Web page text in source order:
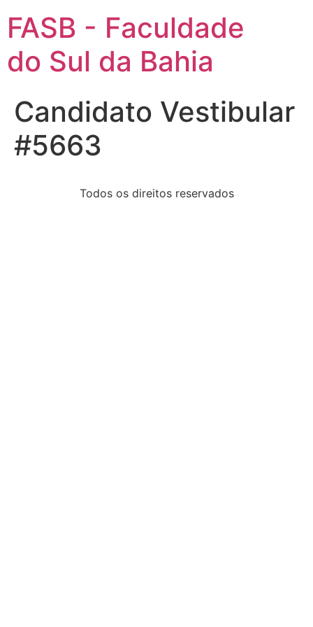
FASB - Faculdade
do Sul da Bahia
Candidato Vestibular
#5663
Todos os direitos reservados